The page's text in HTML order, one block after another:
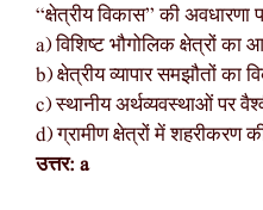
“क्षेत्रीय विकास” की अवधारणा
a) विशिष्ट भौगोलिक क्षेत्रों का
b) क्षेत्रीय व्यापार समझौतों का
c) स्थानीय अर्थव्यवस्थाओं पर
d) ग्रामीण क्षेत्रों में शहरीकरण
उत्तर: a